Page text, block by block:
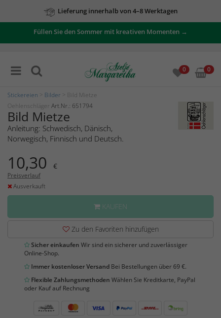
Lieferung innerhalb von 4–8 Werktagen
Füllen Sie den Sommer mit kreativen Momenten →
0 0
Stickereien Bilder > Bild Mietze
Oehlenschläger Art.Nr.: 651794
Bild Mietze
Anleitung: Schwedisch, Dänisch,
Norwegisch, Finnisch und Deutsch.
10,30 €
Preisverlauf
Ausverkauft
KAUFEN
Zu den Favoriten hinzufügen
Sicher einkaufen Wir sind ein sicherer und zuverlässiger
Online-Shop.
Immer kostenloser Versand Bei Bestellungen über 69 €.
Flexible Zahlungsmethoden Wählen Sie Kreditkarte, PayPal
oder Kauf auf Rechnung